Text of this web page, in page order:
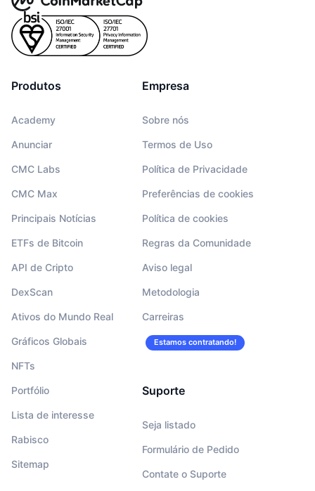
Produtos
Academy
Anunciar
CMC Labs
CMC Max
Principais Notícias
ETFs de Bitcoin
API de Cripto
DexScan
Ativos do Mundo Real
Gráficos Globais
NFTs
Portfólio
Lista de interesse
Rabisco
Sitemap
Empresa
Sobre nós
Termos de Uso
Política de Privacidade
Preferências de cookies
Política de cookies
Regras da Comunidade
Aviso legal
Metodologia
Carreiras
Estamos contratando!
Suporte
Seja listado
Formulário de Pedido
Contate o Suporte